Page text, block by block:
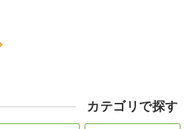
カテゴリで探す